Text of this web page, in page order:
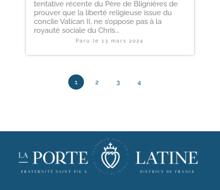
tentative récente du Père de Blignières de
prouver que la liberté religieuse issue du
concile Vatican II, ne s’oppose pas à la
royauté sociale du Chris...
Paru le13 mars 2024
1 2 3 4